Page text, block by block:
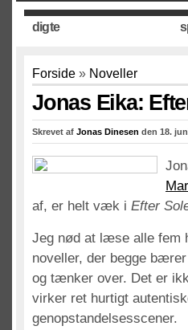
digte
Forside » Noveller
Jonas Eika:
Skrevet af Jonas Dinesen den 18.
af, er helt væk i Efter
Jeg nød at læse alle fem
noveller, der begge
og tænker over. Det er
virker ret hurtigt
genopstandelsesscener.